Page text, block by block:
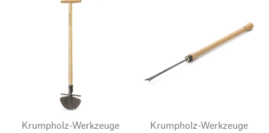
Krumpholz-Werkzeuge
Krumpholz-Werkzeuge